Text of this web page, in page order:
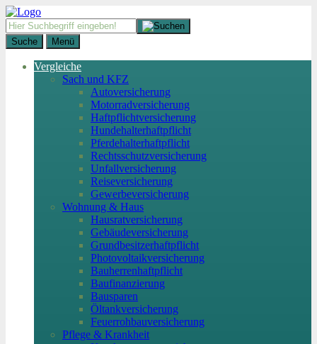
Suche Menü
Vergleiche
Sach und KFZ
Autoversicherung
Motorradversicherung
Haftpflichtversicherung
Hundehalterhaftpflicht
Pferdehalterhaftpflicht
Rechtsschutzversicherung
Unfallversicherung
Reiseversicherung
Gewerbeversicherung
Wohnung & Haus
Hausratversicherung
Gebäudeversicherung
Grundbesitzerhaftpflicht
Photovoltaikversicherung
Bauherrenhaftpflicht
Baufinanzierung
Bausparen
Öltankversicherung
Feuerrohbauversicherung
Pflege & Krankheit